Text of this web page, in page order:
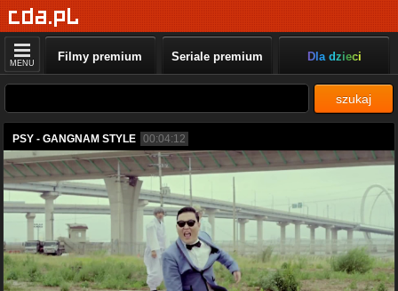
MENU Filmy premium Seriale premium Dla dzieci
szukaj
PSY - GANGNAM STYLE 00:04:12